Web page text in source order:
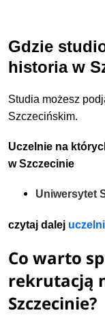
Gdzie
historia w
Studia możesz
Szczecińskim.
Uczelnie na
w Szczecinie
Uniwersytet
czytaj dalej
Co warto
rekrutacją
Szczecinie?